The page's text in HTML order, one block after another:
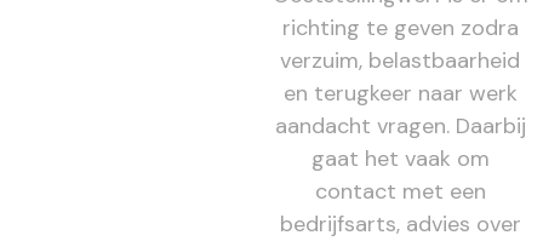
richting te geven zodra
verzuim, belastbaarheid
en terugkeer naar werk
aandacht vragen. Daarbij
gaat het vaak om
contact met een
bedrijfsarts, advies over